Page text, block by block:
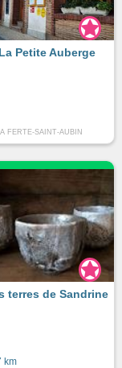
Petite Auberge
FERTE-SAINT-AUBIN
terres de Sandrine
km